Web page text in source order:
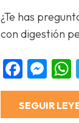
¿Te has
con digestión
SEGUIR